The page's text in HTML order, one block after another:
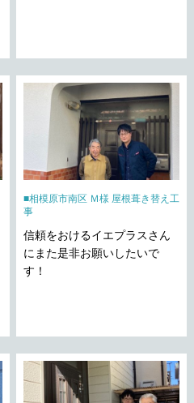
相模原市南区 Ｍ様 屋根葺き替え工
事
信頼をおけるイエプラスさん
にまた是非お願いしたいで
す！